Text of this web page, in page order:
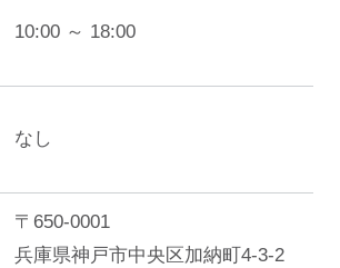
10:00 ～ 18:00
なし
〒650-0001
兵庫県神戸市中央区加納町4-3-2